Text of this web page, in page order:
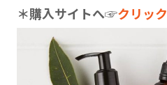
＊購入サイトへ☞クリック